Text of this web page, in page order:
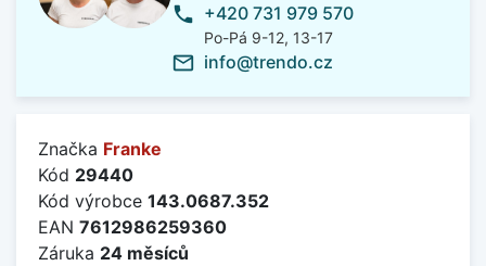
phone +420 731 979 570
Po-Pá 9-12, 13-17
mail_outline info@trendo.cz
Značka Franke
Kód 29440
Kód výrobce 143.0687.352
EAN 7612986259360
Záruka 24 měsíců